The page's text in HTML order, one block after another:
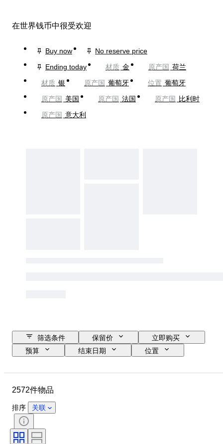
在世界钱币中很受欢迎
Buy now
No reserve price
Ending today
材质 金 原产国 荷兰
材质 银 原产国 葡萄牙 位置 葡萄牙
原产国 美国 原产国 法国 原产国
比利时
原产国 意大利
筛选条件 保留价
立即购买
预算
结束日期
位置
签名
统治者/时代
2572件物品
排序 关联